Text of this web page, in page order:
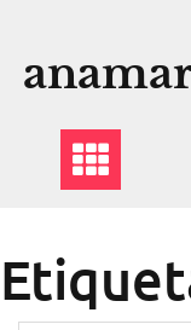
contenido